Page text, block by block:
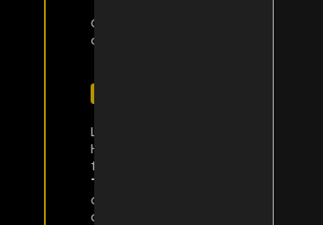
Grâce à ses effets légers et
comme en soirée entre amis.
La
Hendrix dans sa chanson
fait débat, mais elle serait
Thai
dans les années 60-70 sur la
devenue un symbole de la